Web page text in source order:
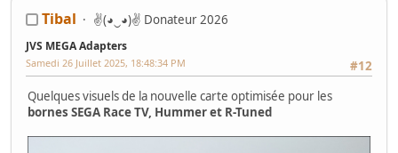
RaceCab Multi sur Initial D-Daytona 2 & Sega Rally 2 sur cab Scud
Mes WIP :Fast & Furious Super Bikes
Crisis 4 DX-Pole Position Upright
Tibal ✌(◕‿◕)✌ Donateur 2026
JVS MEGA Adapters
#12
Samedi 26 Juillet 2025, 18:48:34 PM
Quelques visuels de la nouvelle carte optimisée pour les
bornes SEGA Race TV, Hummer et R-Tuned